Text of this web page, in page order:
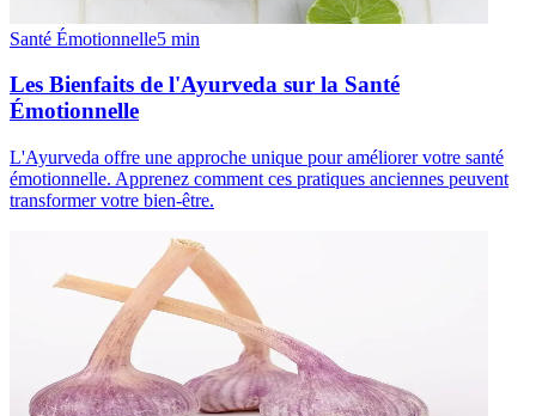
Santé Émotionnelle5 min
Les Bienfaits de l'Ayurveda sur la Santé
Émotionnelle
L'Ayurveda offre une approche unique pour améliorer votre santé
émotionnelle. Apprenez comment ces pratiques anciennes peuvent
transformer votre bien-être.